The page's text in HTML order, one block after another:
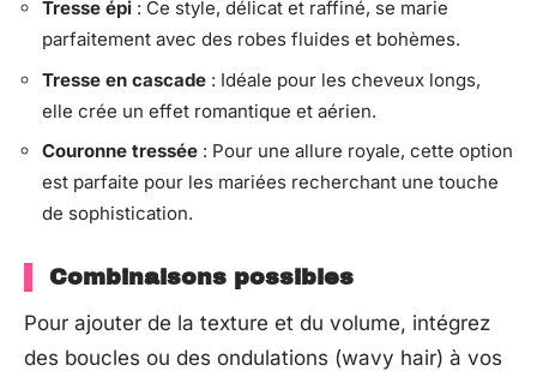
Tresse épi : Ce style, délicat et raffiné, se marie
parfaitement avec des robes fluides et bohèmes.
Tresse en cascade : Idéale pour les cheveux longs,
elle crée un effet romantique et aérien.
Couronne tressée : Pour une allure royale, cette option
est parfaite pour les mariées recherchant une touche
de sophistication.
Combinaisons possibles
Pour ajouter de la texture et du volume, intégrez
des boucles ou des ondulations (wavy hair) à vos